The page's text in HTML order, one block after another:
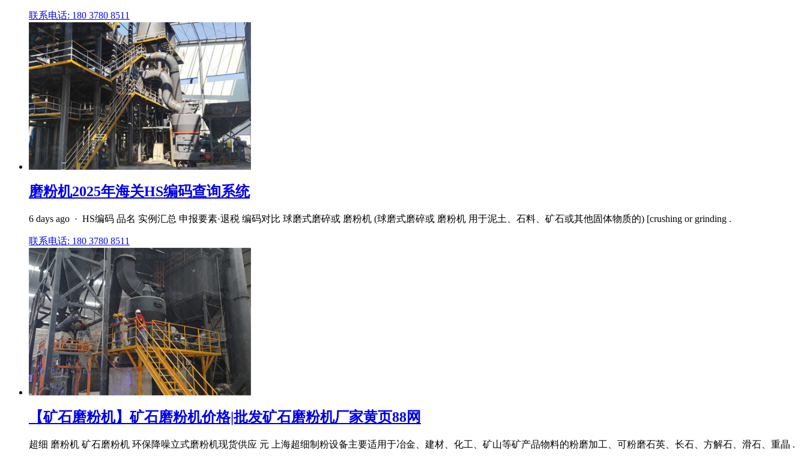
联系电话: 180 3780 8511
磨粉机2025年海关HS编码查询系统
6 days ago · HS编码 品名 实例汇总 申报要素·退税 编码对比 球磨式磨碎或 磨粉机 (球磨式磨碎或 磨粉机 用于泥土、石料、矿石或其他固体物质的) [crushing or grinding .
联系电话: 180 3780 8511
【矿石磨粉机】矿石磨粉机价格|批发矿石磨粉机厂家黄页88网
超细 磨粉机 矿石磨粉机 环保降噪立式磨粉机现货供应 元 上海超细制粉设备主要适用于冶金、建材、化工、矿山等矿产品物料的粉磨加工、可粉磨石英、长石、方解石、滑石、重晶 .